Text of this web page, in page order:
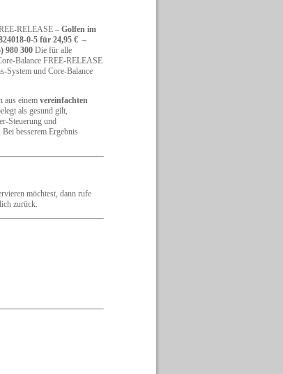
RELEASE – Golfen im
0-5 für 24,95 € –
980 300Die für alle
Balance FREE-RELEASE
System und Core-Balance
aus einem vereinfachten
als gesund gilt,
Steuerung und
besserem Ergebnis
möchtest, dann rufe
zurück.